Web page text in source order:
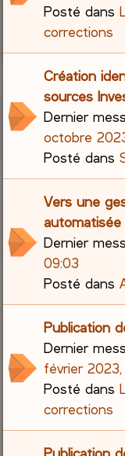
Posté dans
corrections
Création
sources
Dernier
octobre
Posté dans
Vers une
automatisée
Dernier
09:03
Posté dans
Publication
Dernier
février 2023,
Posté dans
corrections